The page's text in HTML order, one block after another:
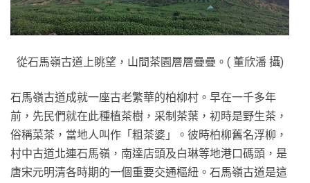
從石馬嶺古道上眺望，山間茶園層層疊疊。( 董欣潘 攝)
石馬嶺古道成就一座古老繁華的柏柳村。早在一千多年
前，先民們就在此種植茶樹，采制茶葉，初時是野生茶，
俗稱菜茶，當地人叫作「粗茶婆」。彼時柏柳舊名浮柳，
村中古道北連石馬嶺，南達店頭及白琳等地港口碼頭，是
唐宋元明清各時期的一個重要交通樞紐。石馬嶺古道是這